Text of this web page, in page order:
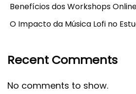
Benefícios dos Workshops
O Impacto da Música Lofi no
Recent Comments
No comments to show.